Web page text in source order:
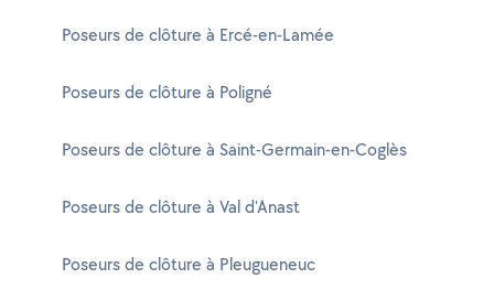
Poseurs de clôture à Ercé-en-Lamée
Poseurs de clôture à Poligné
Poseurs de clôture à Saint-Germain-en-Coglès
Poseurs de clôture à Val d'Anast
Poseurs de clôture à Pleugueneuc